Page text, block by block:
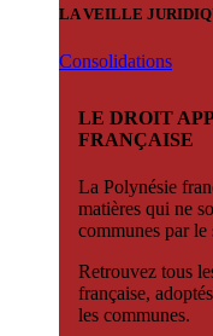
LA VEILLE
Consolidations
LE DROIT
FRANÇAISE
La Polynésie
matières qui ne
communes par le
Retrouvez tous
française,
les communes.